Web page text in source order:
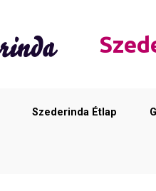
Szederinda Étlap